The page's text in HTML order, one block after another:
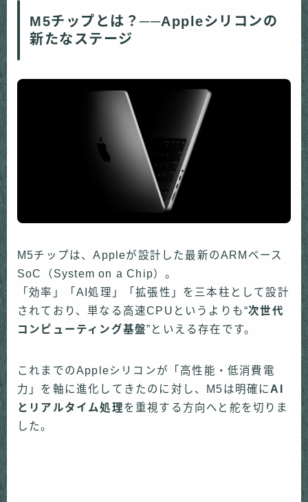
M5チップとは？──Appleシリコンの
新たなステージ
M5チップは、Appleが設計した最新のARMベース
SoC（System on a Chip）。
「効率」「AI処理」「拡張性」を三本柱として設計
されており、単なる高速CPUというよりも“次世代
コンピューティング基盤”といえる存在です。
これまでのAppleシリコンが「高性能・低消費電
力」を軸に進化してきたのに対し、M5は明確に AI
とリアルタイム処理を重視する方向へと舵を切りま
した。